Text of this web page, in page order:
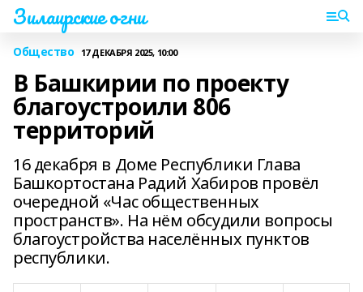
Зилаирские огни
Общество 17 ДЕКАБРЯ 2025, 10:00
В Башкирии по проекту
благоустроили 806
территорий
16 декабря в Доме Республики Глава
Башкортостана Радий Хабиров провёл
очередной «Час общественных
пространств». На нём обсудили вопросы
благоустройства населённых пунктов
республики.